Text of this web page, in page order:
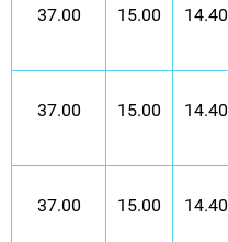
37.00 15.00 14.40
37.00 15.00 14.40
37.00 15.00 14.40